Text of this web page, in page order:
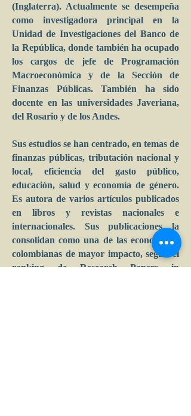
(Inglaterra). Actualmente se desempeña
como investigadora principal en la
Unidad de Investigaciones del Banco de
la República, donde también ha ocupado
los cargos de jefe de Programación
Macroeconómica y de la Sección de
Finanzas Públicas. También ha sido
docente en las universidades Javeriana,
del Rosario y de los Andes.
Sus estudios se han centrado, en temas de
finanzas públicas, tributación nacional y
local, eficiencia del gasto público,
educación, salud y economía de género.
Es autora de varios artículos publicados
en libros y revistas nacionales e
internacionales. Sus publicaciones la
consolidan como una de las economistas
colombianas de mayor impacto, según el
ranking de Research Papers in